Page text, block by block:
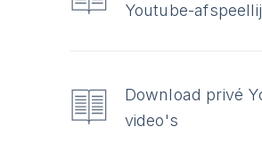
Youtube-
Download privé
video's